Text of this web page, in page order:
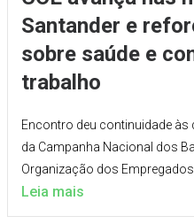
Santander e
sobre saúde e
trabalho
Encontro deu continuidade
da Campanha Nacional dos
Organização dos Empregados...
Leia mais